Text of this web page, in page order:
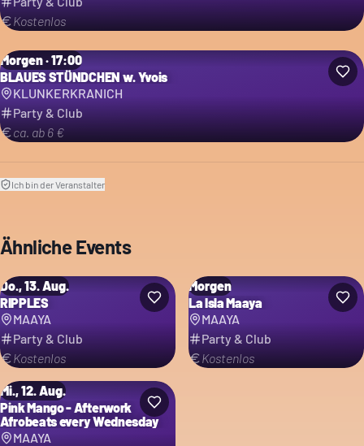
Kostenlos
Morgen · 17:00
BLAUES STÜNDCHEN w. Yvois
KLUNKERKRANICH
Party & Club
ca. ab 6 €
Ich bin der Veranstalter
Ähnliche Events
Do., 13. Aug.
RIPPLES
MAAYA
Party & Club
Kostenlos
Morgen
La Isla Maaya
MAAYA
Party & Club
Kostenlos
Mi., 12. Aug.
Pink Mango - Afterwork
Afrobeats every Wednesday
MAAYA